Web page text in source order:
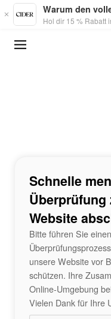
Skip to main content
Warum den
Hol dir 15 % Rabatt
Schnelle
Überprüfung
Website
Bitte führen Sie
unsere Website vor
schützen. Ihre
Online-Umgebung
Vielen Dank für Ihre